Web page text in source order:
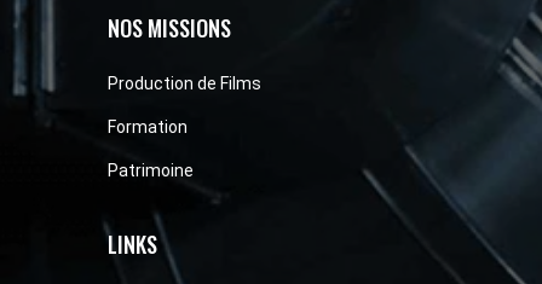
NOS MISSIONS
Production de Films
Formation
Patrimoine
LINKS